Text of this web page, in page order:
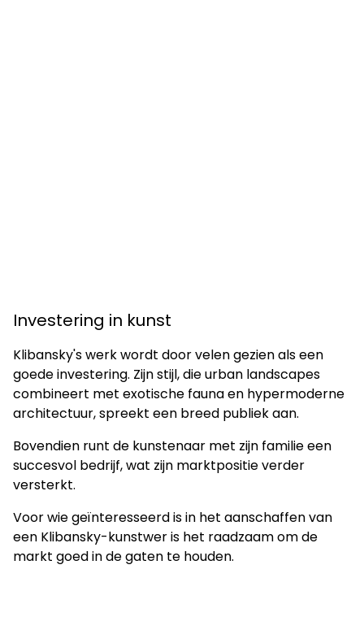
Investering in kunst
Klibansky's werk wordt door velen gezien als een
goede investering. Zijn stijl, die urban landscapes
combineert met exotische fauna en hypermoderne
architectuur, spreekt een breed publiek aan.
Bovendien runt de kunstenaar met zijn familie een
succesvol bedrijf, wat zijn marktpositie verder
versterkt.
Voor wie geïnteresseerd is in het aanschaffen van
een Klibansky-kunstwer is het raadzaam om de
markt goed in de gaten te houden.